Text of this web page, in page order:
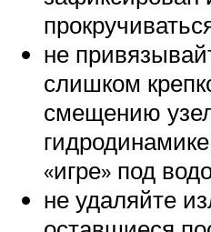
не
слишком
смещению
«игре» под
не удаляйте